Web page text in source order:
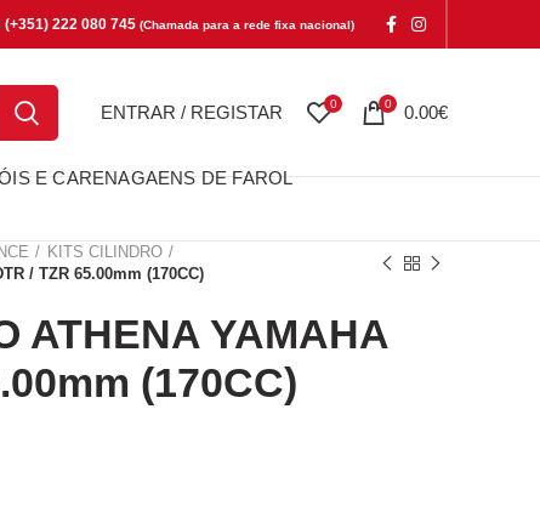
222 080 745 (Chamada para a rede fixa nacional)
ENTRAR / REGISTAR 0 0 0.00€
E CARENAGAENS DE FAROL
KITS CILINDRO
/ TZR 65.00mm (170CC)
ATHENA YAMAHA
(170CC)